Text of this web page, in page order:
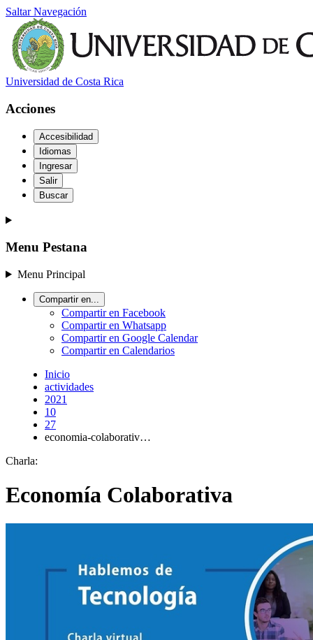
Saltar Navegación
Universidad de Costa Rica
Acciones
Accesibilidad
Idiomas
Ingresar
Salir
Buscar
Menu Pestana
Menu Principal
Compartir en...
Compartir en Facebook
Compartir en Whatsapp
Compartir en Google Calendar
Compartir en Calendarios
Inicio
actividades
2021
10
27
economia-colaborativ…
Charla:
Economía Colaborativa